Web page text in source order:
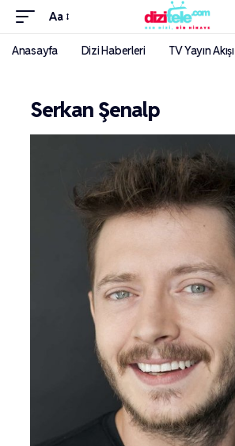
Aa
Anasayfa Dizi Haberleri TV Yayın Akışı
Serkan Şenalp